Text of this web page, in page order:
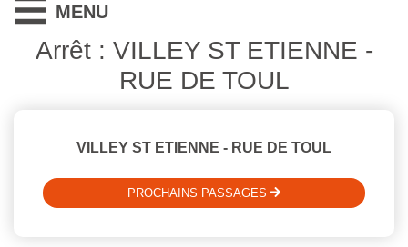
MENU
Arrêt : VILLEY ST ETIENNE -
RUE DE TOUL
VILLEY ST ETIENNE - RUE DE TOUL
PROCHAINS PASSAGES